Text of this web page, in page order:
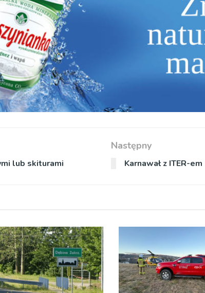
lub skiturami
Następny
Karnawał z ITER-em